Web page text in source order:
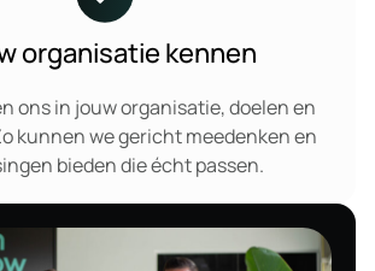
organisatie kennen
ons in jouw organisatie, doelen en
kunnen we gericht meedenken en
bieden die écht passen.